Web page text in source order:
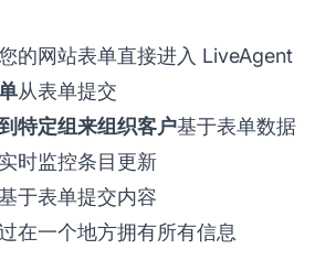
的网站表单直接进入 LiveAgent
从表单提交
特定组来组织客户基于表单数据
时监控条目更新
于表单提交内容
在一个地方拥有所有信息